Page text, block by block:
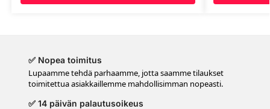
✅ Nopea toimitus
Lupaamme tehdä parhaamme, jotta saamme tilaukset
toimitettua asiakkaillemme mahdollisimman nopeasti.
✅ 14 päivän palautusoikeus